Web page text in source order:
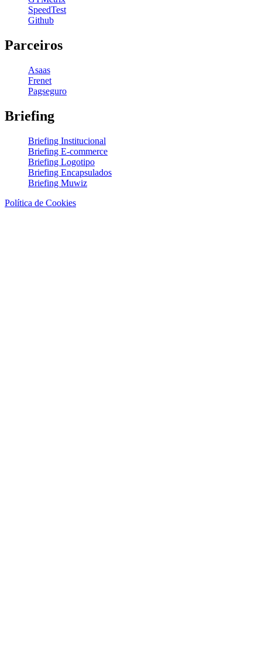
SpeedTest
Github
Parceiros
Asaas
Frenet
Pagseguro
Briefing
Briefing Institucional
Briefing E-commerce
Briefing Logotipo
Briefing Encapsulados
Briefing Muwiz
Política de Cookies